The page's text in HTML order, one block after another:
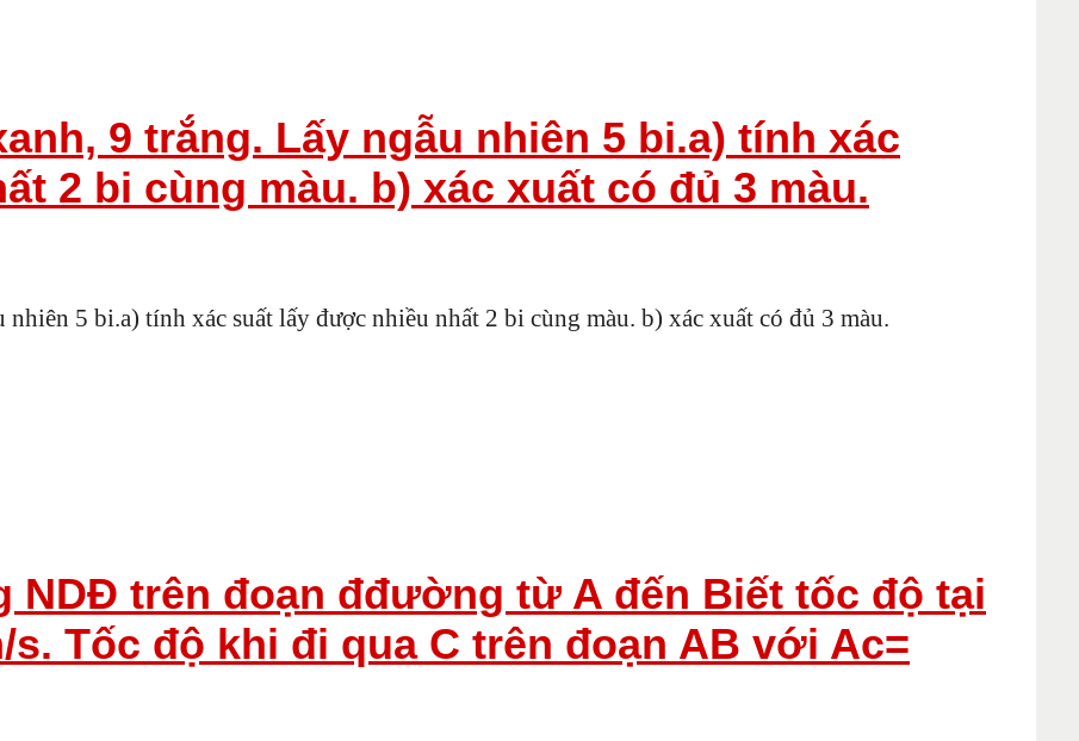
9 trắng. Lấy ngẫu nhiên 5 bi.a) tính xác
2 bi cùng màu. b) xác xuất có đủ 3 màu.
5 bi.a) tính xác suất lấy được nhiều nhất 2 bi cùng màu. b) xác xuất có đủ 3 màu.
NDĐ trên đoạn đđường từ A đến Biết tốc độ tại
s. Tốc độ khi đi qua C trên đoạn AB với Ac=